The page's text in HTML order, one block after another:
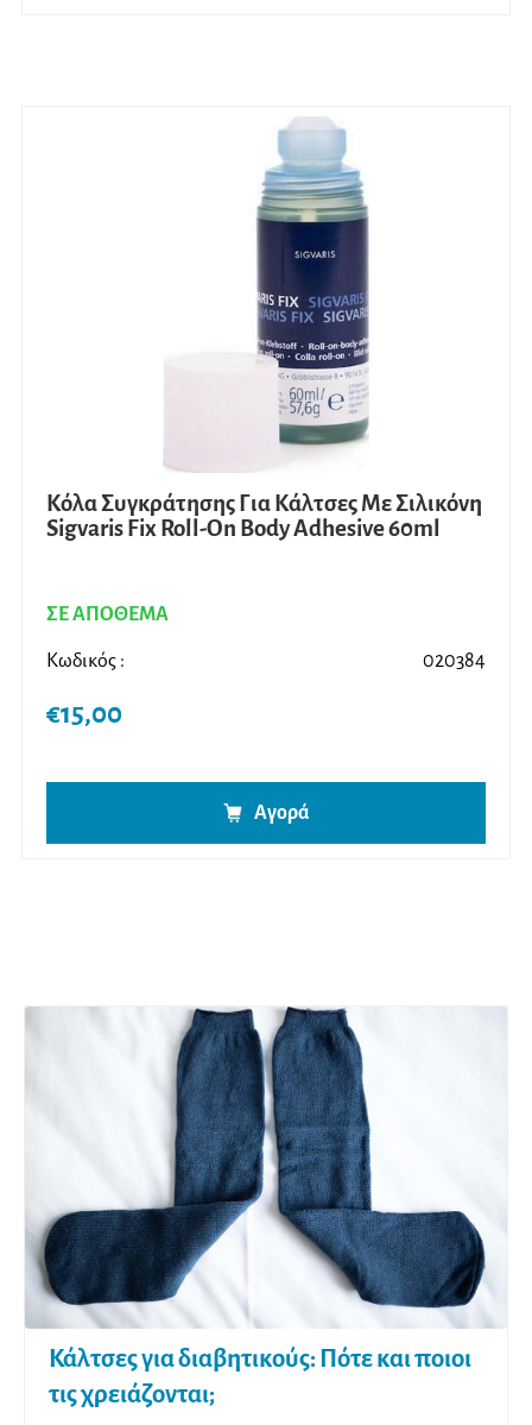
Κόλα Συγκράτησης Για Κάλτσες Με Σιλικόνη
Sigvaris Fix Roll-On Body Adhesive 60ml
ΣΕ ΑΠΟΘΕΜΑ
Κωδικός : 020384
€15,00
Αγορά
Κάλτσες για διαβητικούς: Πότε και ποιοι
τις χρειάζονται;